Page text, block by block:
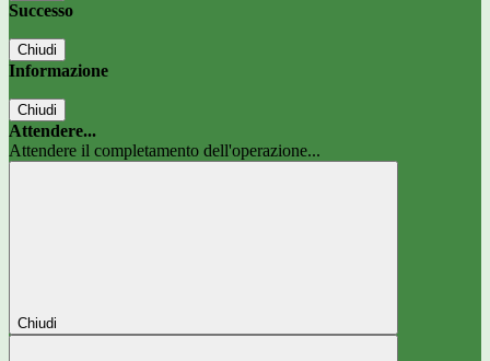
Successo
Chiudi
Informazione
Chiudi
Attendere...
Attendere il completamento dell'operazione...
Chiudi